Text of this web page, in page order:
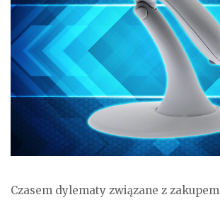
Czasem dylematy związane z